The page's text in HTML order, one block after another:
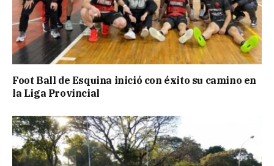
Foot Ball de Esquina inició con éxito su camino en
la Liga Provincial